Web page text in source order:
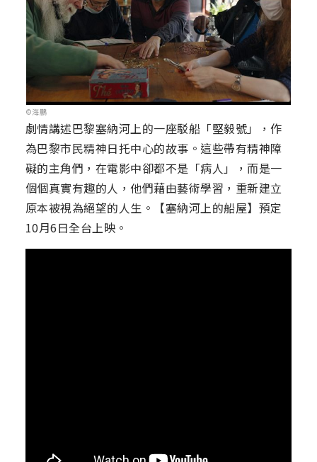
©海鵬
劇情講述巴黎塞納河上的一座駁船「堅毅號」，作
為巴黎市民精神日托中心的故事。這些帶有精神障
礙的主角們，在電影中卻都不是「病人」，而是一
個個真實有趣的人，他們藉由藝術學習，重新建立
原本被視為絕望的人生。【塞納河上的船屋】預定
10月6日全台上映。